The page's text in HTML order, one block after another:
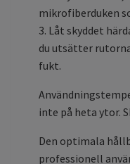
mikrofiberduken
3. Låt skyddet
du utsätter
fukt.
inte på heta ytor.
Den optimala
professionell